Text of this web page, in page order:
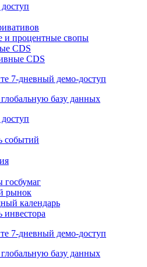
и процентные свопы
CDS
CDS
7-дневный демо-доступ
базу данных
событий
рынок
календарь
инвестора
7-дневный демо-доступ
базу данных